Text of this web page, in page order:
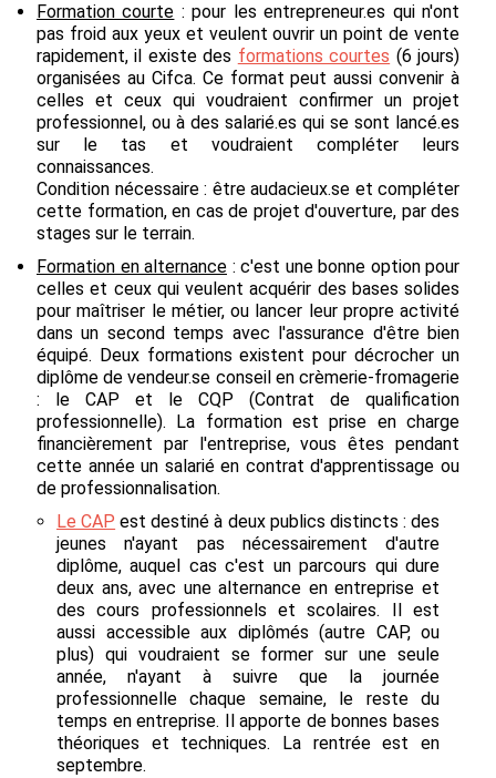
Formation courte : pour les entrepreneur.es qui n'ont
pas froid aux yeux et veulent ouvrir un point de vente
rapidement, il existe des formations courtes (6 jours)
organisées au Cifca. Ce format peut aussi convenir à
celles et ceux qui voudraient confirmer un projet
professionnel, ou à des salarié.es qui se sont lancé.es
sur le tas et voudraient compléter leurs
connaissances.
Condition nécessaire : être audacieux.se et compléter
cette formation, en cas de projet d'ouverture, par des
stages sur le terrain.
Formation en alternance : c'est une bonne option pour
celles et ceux qui veulent acquérir des bases solides
pour maîtriser le métier, ou lancer leur propre activité
dans un second temps avec l'assurance d'être bien
équipé. Deux formations existent pour décrocher un
diplôme de vendeur.se conseil en crèmerie-fromagerie
: le CAP et le CQP (Contrat de qualification
professionnelle). La formation est prise en charge
financièrement par l'entreprise, vous êtes pendant
cette année un salarié en contrat d'apprentissage ou
de professionnalisation.
Le CAP est destiné à deux publics distincts : des
jeunes n'ayant pas nécessairement d'autre
diplôme, auquel cas c'est un parcours qui dure
deux ans, avec une alternance en entreprise et
des cours professionnels et scolaires. Il est
aussi accessible aux diplômés (autre CAP, ou
plus) qui voudraient se former sur une seule
année, n'ayant à suivre que la journée
professionnelle chaque semaine, le reste du
temps en entreprise. Il apporte de bonnes bases
théoriques et techniques. La rentrée est en
septembre.